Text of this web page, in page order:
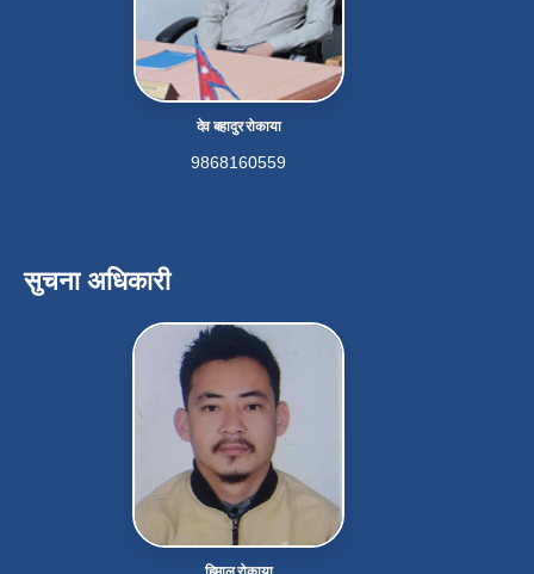
देव बहादुर रोकाया
9868160559
सुचना अधिकारी